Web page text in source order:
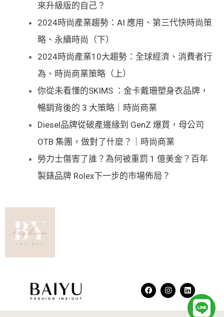
來升級版的自己？
2024時尚產業趨勢：AI 應用、第三代快時尚策
略、永續時尚（下）
2024時尚產業10大趨勢：全球經濟、消費者行
為、時尚商業策略（上）
你從未看懂的SKIMS ：金卡戴珊塑身衣品牌，
暢銷背後的 3 大策略｜時尚商業
Diesel品牌從破產邊緣到 GenZ 爆買，母公司
OTB 集團，做對了什麼？｜時尚商業
勞力士傷害了誰？為何被重罰 1 億美金？百年
製錶品牌 Rolex下一步的市場佈局？
L
F
a
c
I
n
s
L
i
n
k